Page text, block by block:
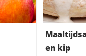
en kip